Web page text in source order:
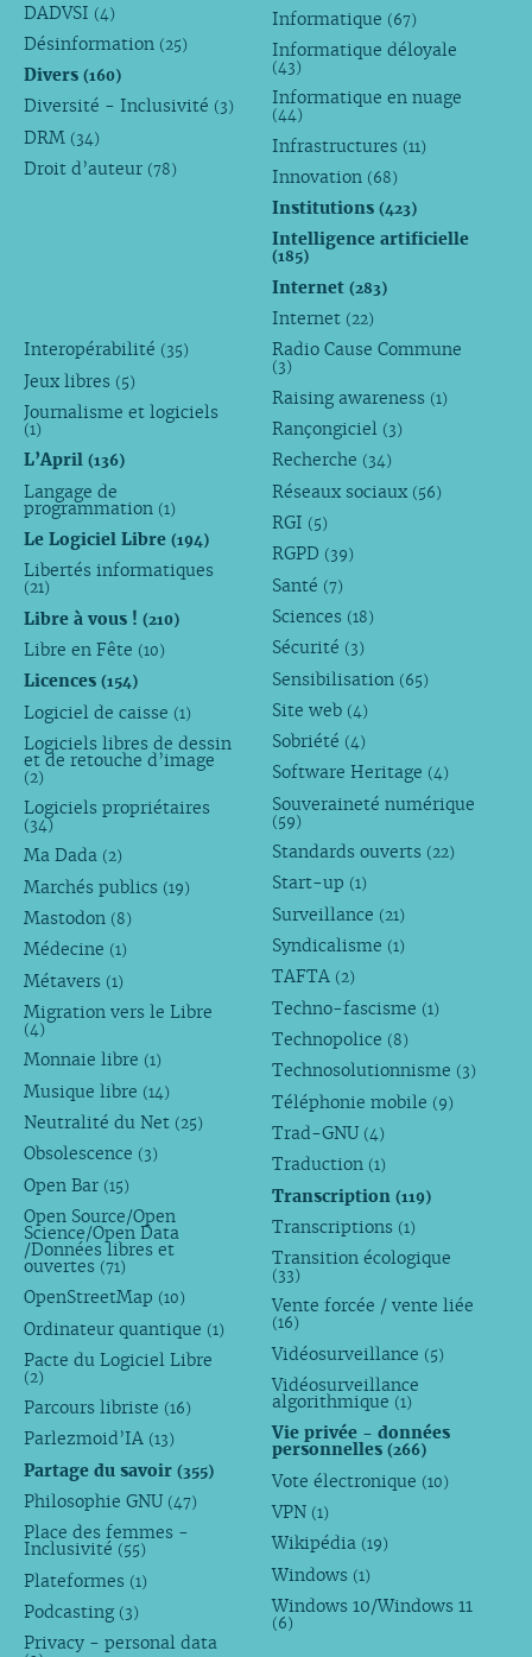
DADVSI (4)
Désinformation (25)
Divers (160)
Diversité - Inclusivité (3)
DRM (34)
Droit d’auteur (78)
Informatique (67)
Informatique déloyale
(43)
Informatique en nuage
(44)
Infrastructures (11)
Innovation (68)
Institutions(423)
Intelligence artificielle
(185)
Internet(283)
Internet (22)
Interopérabilité (35)
Jeux libres (5)
Journalisme et logiciels
(1)
L’April (136)
Langage de
programmation (1)
Le Logiciel Libre (194)
Libertés informatiques
(21)
Libre à vous ! (210)
Libre en Fête (10)
Licences (154)
Logiciel de caisse (1)
Logiciels libres de dessin
et de retouche d’image
(2)
Logiciels propriétaires
(34)
Ma Dada (2)
Marchés publics (19)
Mastodon (8)
Médecine (1)
Métavers (1)
Migration vers le Libre
(4)
Monnaie libre (1)
Musique libre (14)
Neutralité du Net (25)
Obsolescence (3)
Open Bar (15)
Open Source/Open
Science/Open Data
/Données libres et
ouvertes (71)
OpenStreetMap (10)
Ordinateur quantique (1)
Pacte du Logiciel Libre
(2)
Parcours libriste (16)
Parlezmoid’IA (13)
Partage du savoir (355)
Philosophie GNU (47)
Place des femmes -
Inclusivité (55)
Plateformes (1)
Podcasting (3)
Privacy - personal data
Radio Cause Commune
(3)
Raising awareness (1)
Rançongiciel (3)
Recherche (34)
Réseaux sociaux (56)
RGI (5)
RGPD (39)
Santé (7)
Sciences (18)
Sécurité (3)
Sensibilisation (65)
Site web (4)
Sobriété (4)
Software Heritage (4)
Souveraineté numérique
(59)
Standards ouverts (22)
Start-up (1)
Surveillance (21)
Syndicalisme (1)
TAFTA (2)
Techno-fascisme (1)
Technopolice (8)
Technosolutionnisme (3)
Téléphonie mobile (9)
Trad-GNU (4)
Traduction (1)
Transcription(119)
Transcriptions (1)
Transition écologique
(33)
Vente forcée / vente liée
(16)
Vidéosurveillance (5)
Vidéosurveillance
algorithmique (1)
Vie privée - données
personnelles(266)
Vote électronique (10)
VPN (1)
Wikipédia (19)
Windows (1)
Windows 10/Windows 11
(6)